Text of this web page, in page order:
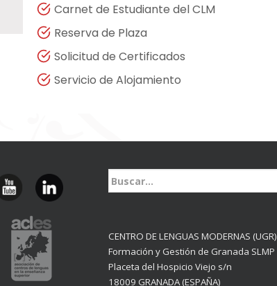
Carnet de Estudiante del CLM
Reserva de Plaza
Solicitud de Certificados
Servicio de Alojamiento
Buscar:
CENTRO DE LENGUAS MODERNAS (UGR)
Formación y Gestión de Granada SLMP
Placeta del Hospicio Viejo s/n
18009 GRANADA (ESPAÑA)